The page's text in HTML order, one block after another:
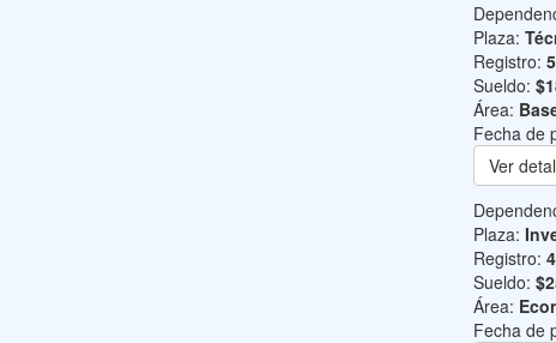
Plaza:
Registro:
Sueldo:
Área:
Fecha de
Ver
Plaza:
Registro:
Sueldo:
Área:
Fecha de